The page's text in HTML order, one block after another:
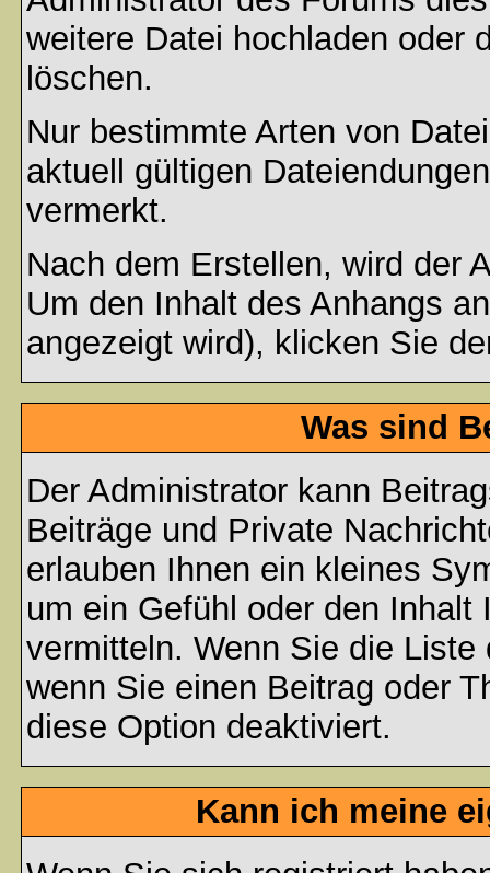
weitere Datei hochladen oder
löschen.
Nur bestimmte Arten von
aktuell gültigen
vermerkt.
Nach dem Erstellen, wird der
Um den Inhalt des Anhangs
angezeigt wird), klicken Sie
Was sind
Der Administrator kann
Beiträge und Private
erlauben Ihnen ein kleines
um ein Gefühl oder den
vermitteln. Wenn Sie die
wenn Sie einen Beitrag oder
diese Option deaktiviert.
Kann ich meine